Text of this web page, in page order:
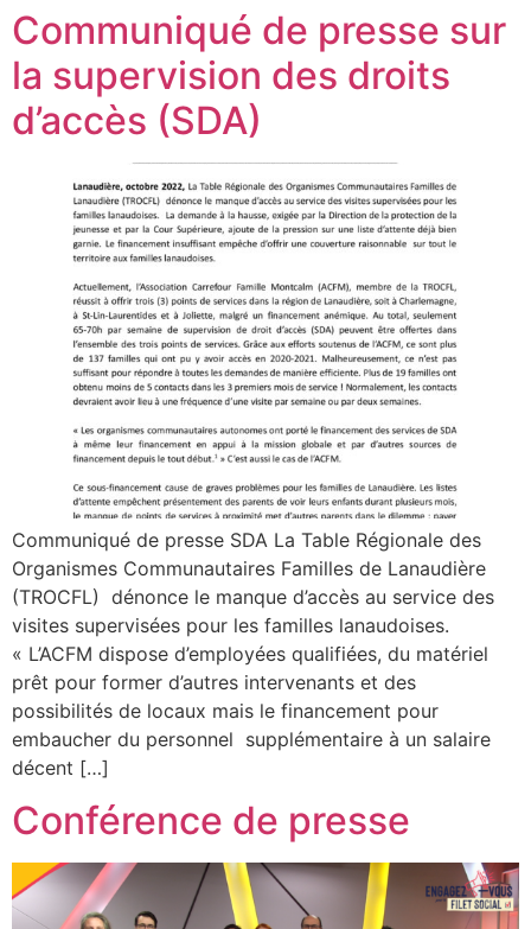
Communiqué de presse sur
la supervision des droits
d’accès (SDA)
Communiqué de presse SDA La Table Régionale des
Organismes Communautaires Familles de Lanaudière
(TROCFL) dénonce le manque d’accès au service des
visites supervisées pour les familles lanaudoises.
« L’ACFM dispose d’employées qualifiées, du matériel
prêt pour former d’autres intervenants et des
possibilités de locaux mais le financement pour
embaucher du personnel supplémentaire à un salaire
décent […]
Conférence de presse